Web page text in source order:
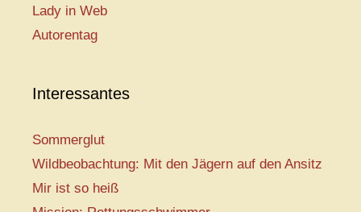
Lady in Web
Autorentag
Interessantes
Sommerglut
Wildbeobachtung: Mit den Jägern auf den Ansitz
Mir ist so heiß